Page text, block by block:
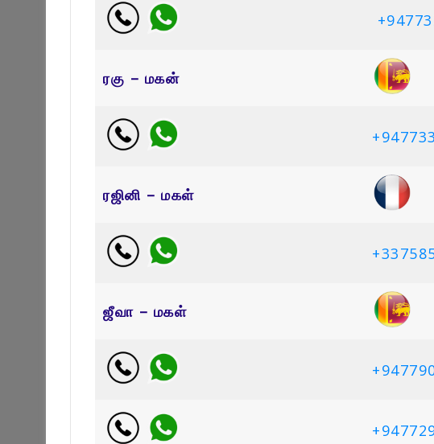
ரகு – மகன்
ரஜினி – மகள்
ஜீவா – மகள்